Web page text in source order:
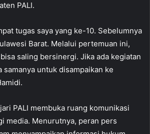
PALI.
tugas saya yang ke-10. Sebelumnya
Barat. Melalui pertemuan ini,
saling bersinergi. Jika ada kegiatan
samanya untuk disampaikan ke
PALI membuka ruang komunikasi
media. Menurutnya, peran pers